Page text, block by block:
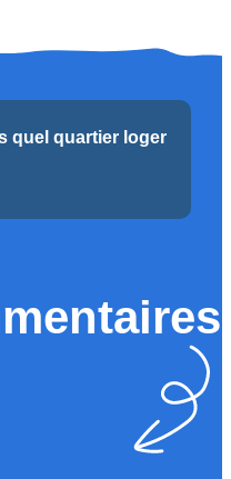
quel quartier loger